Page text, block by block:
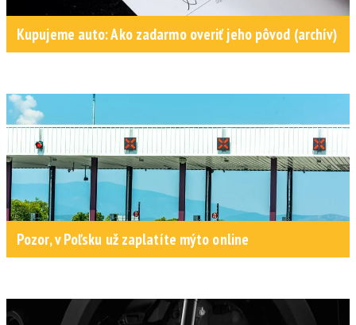
Kupujeme auto: Ako zadarmo overiť jeho pôvod (archív)
Pozor, v Poľsku už zaplatíte mýto online